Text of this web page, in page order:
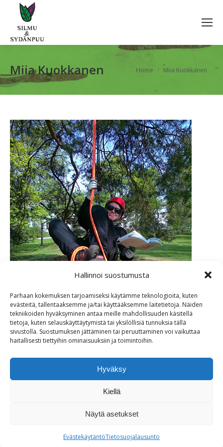
Hallinnoi suostumusta
Parhaan kokemuksen tarjoamiseksi käytämme teknologioita, kuten
evästeitä, tallentaaksemme ja/tai käyttääksemme laitetietoja. Näiden
tekniikoiden hyväksyminen antaa meille mahdollisuuden käsitellä
tietoja, kuten selauskäyttäytymistä tai yksilöllisiä tunnuksia tällä
sivustolla. Suostumuksen jättäminen tai peruuttaminen voi vaikuttaa
haitallisesti tiettyihin ominaisuuksiin ja toimintoihin.
Hyväksy
Kiellä
Näytä asetukset
EvästekäytäntöTietosuojalausunto
Miia Kuokkanen You are here:
Home Miia Kuokkanen
Miia Kuokkanen
on
on